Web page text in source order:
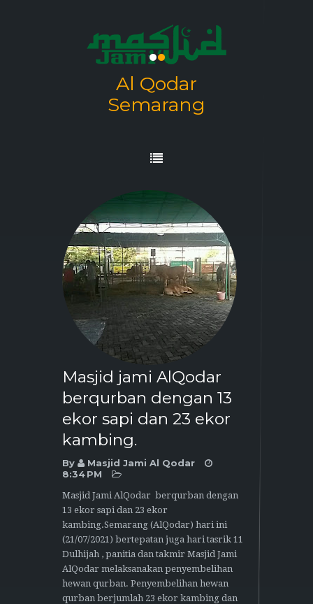
..
Al Qodar
Semarang
Masjid jami AlQodar
berqurban dengan 13
ekor sapi dan 23 ekor
kambing.
By
Masjid Jami Al Qodar
8:34 PM
Masjid Jami AlQodar berqurban dengan
13 ekor sapi dan 23 ekor
kambing.Semarang (AlQodar) hari ini
(21/07/2021) bertepatan juga hari tasrik 11
Dulhijah , panitia dan takmir Masjid Jami
AlQodar melaksanakan penyembelihan
hewan qurban. Penyembelihan hewan
qurban berjumlah 23 ekor kambing dan